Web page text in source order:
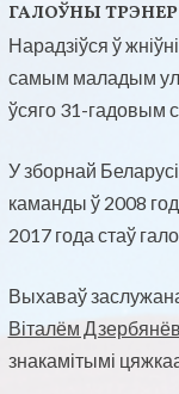
ГАЛОЎНЫ
Нарадзіўся ў
самым маладым
ўсяго 31-гадовым
У зборнай
каманды ў 2008
2017 года стаў
Выхаваў
Віталём
знакамітымі